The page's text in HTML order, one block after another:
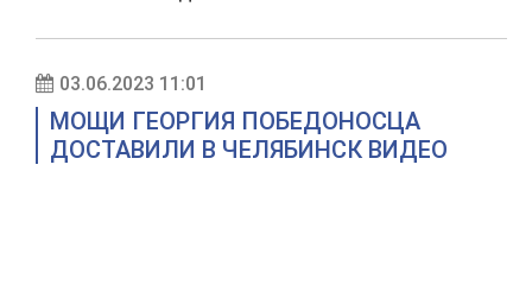
03.06.2023 11:01
МОЩИ ГЕОРГИЯ ПОБЕДОНОСЦА
ДОСТАВИЛИ В ЧЕЛЯБИНСК ВИДЕО